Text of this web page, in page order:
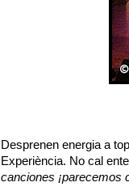
Desprenen energia a
Experiència. No cal
canciones ¡parecemos